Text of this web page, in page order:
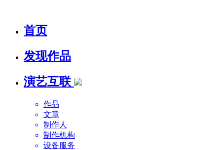
首页
发现作品
演艺互联
作品
文章
制作人
制作机构
设备服务